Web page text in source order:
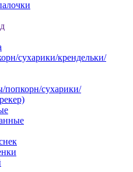
сухарики/крендельки/
попкорн/сухарики/